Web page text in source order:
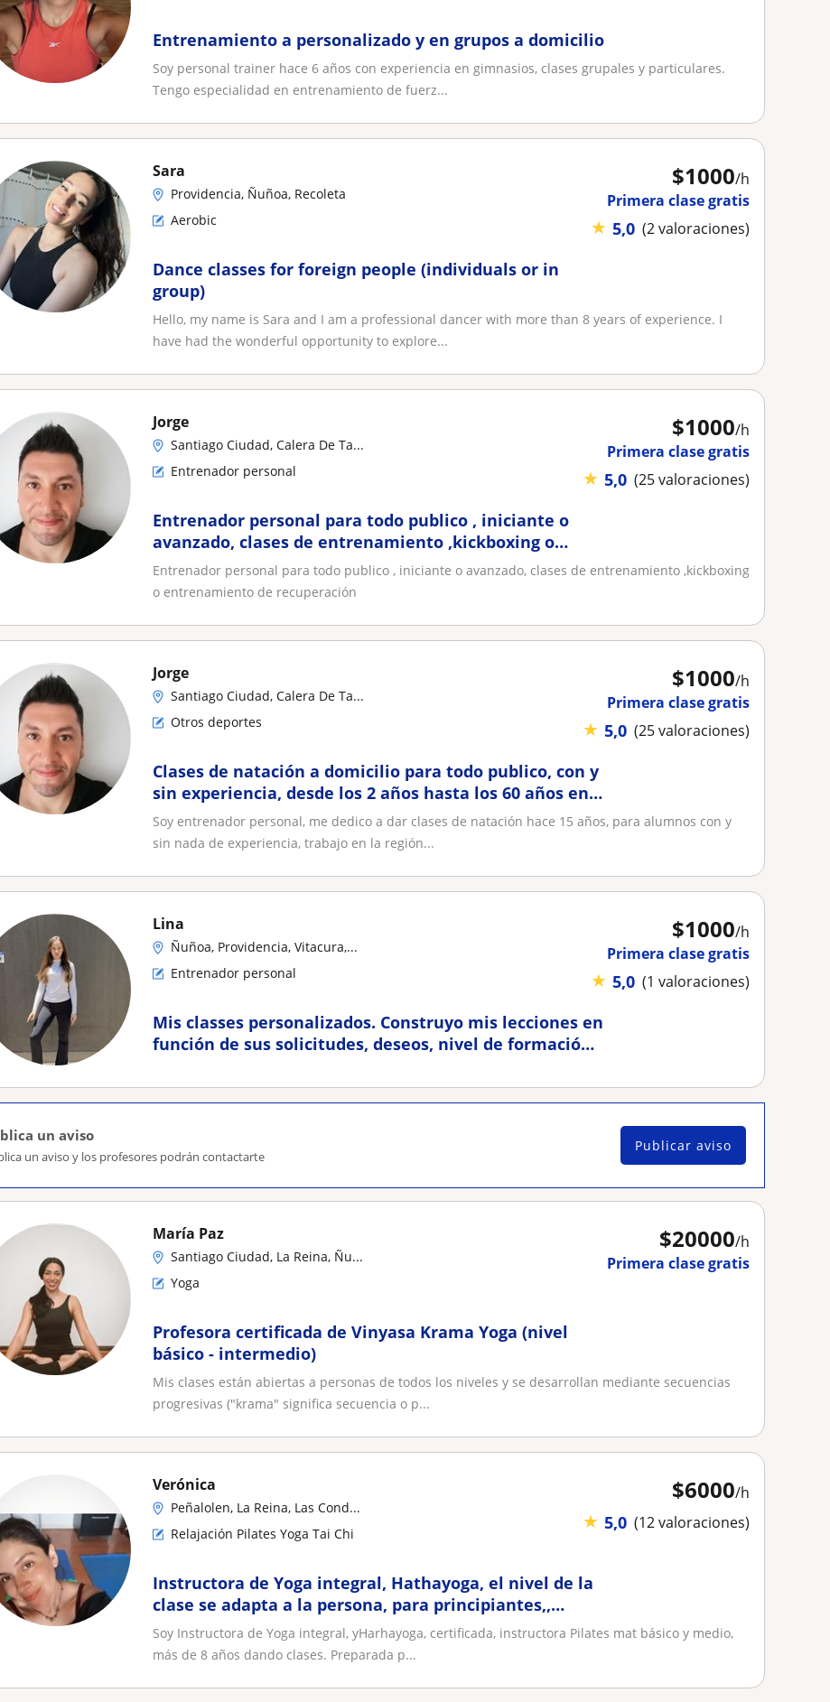
Entrenamiento a personalizado y en grupos a domicilio
Soy personal trainer hace 6 años con experiencia en gimnasios, clases grupales y particulares.
Tengo especialidad en entrenamiento de fuerz...
$1000/h
Primera clase gratis
★ 5,0 (2 valoraciones)
Sara
Providencia, Ñuñoa, Recoleta
Aerobic
Dance classes for foreign people (individuals or in
group)
Hello, my name is Sara and I am a professional dancer with more than 8 years of experience. I
have had the wonderful opportunity to explore...
$1000/h
Primera clase gratis
★ 5,0 (25 valoraciones)
Jorge
Santiago Ciudad, Calera De Ta...
Entrenador personal
Entrenador personal para todo publico , iniciante o
avanzado, clases de entrenamiento ,kickboxing o
entrenamiento de recuperación
Entrenador personal para todo publico , iniciante o avanzado, clases de entrenamiento ,kickboxing
o entrenamiento de recuperación
$1000/h
Primera clase gratis
★ 5,0 (25 valoraciones)
Jorge
Santiago Ciudad, Calera De Ta...
Otros deportes
Clases de natación a domicilio para todo publico, con y
sin experiencia, desde los 2 años hasta los 60 años en
santiago
Soy entrenador personal, me dedico a dar clases de natación hace 15 años, para alumnos con y
sin nada de experiencia, trabajo en la región...
$1000/h
Primera clase gratis
★ 5,0 (1 valoraciones)
Lina
Ñuñoa, Providencia, Vitacura,...
Entrenador personal
Mis classes personalizados. Construyo mis lecciones en
función de sus solicitudes, deseos, nivel de formación,
mi edificio
un aviso
un aviso y los profesores podrán contactarte
Publicar aviso
$20000/h
Primera clase gratis
María Paz
Santiago Ciudad, La Reina, Ñu...
Yoga
Profesora certificada de Vinyasa Krama Yoga (nivel
básico - intermedio)
Mis clases están abiertas a personas de todos los niveles y se desarrollan mediante secuencias
progresivas ("krama" significa secuencia o p...
$6000/h
★ 5,0 (12 valoraciones)
Verónica
Peñalolen, La Reina, Las Cond...
Relajación Pilates Yoga Tai Chi
Instructora de Yoga integral, Hathayoga, el nivel de la
clase se adapta a la persona, para principiantes,,
jóvenes, adultos, adultos mayores
Soy Instructora de Yoga integral, yHarhayoga, certificada, instructora Pilates mat básico y medio,
más de 8 años dando clases. Preparada p...